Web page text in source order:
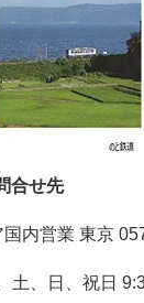
合せ先
内営業 東京
土、日、祝日